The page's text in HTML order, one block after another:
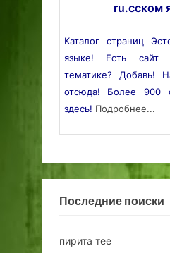
ru.сском
Каталог страниц
языке! Есть сайт
тематике? Добавь!
отсюда! Более 900
здесь! Подробнее...
Последние поиски
пирита тее